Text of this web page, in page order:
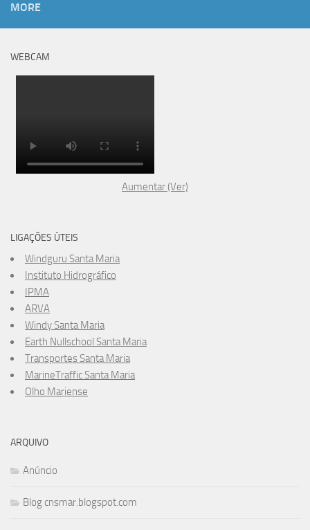
MORE
WEBCAM
Aumentar (Ver)
LIGAÇÕES ÚTEIS
Windguru Santa Maria
Instituto Hidrográfico
IPMA
ARVA
Windy Santa Maria
Earth Nullschool Santa Maria
Transportes Santa Maria
MarineTraffic Santa Maria
Olho Mariense
ARQUIVO
Anúncio
Blog cnsmar.blogspot.com